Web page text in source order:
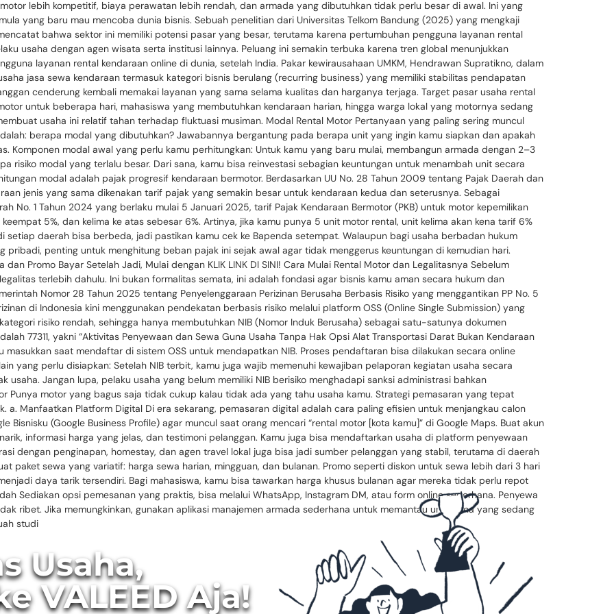
lebih kompetitif, biaya perawatan lebih rendah, dan armada yang dibutuhkan tidak perlu besar di awal. Ini yang
yang baru mau mencoba dunia bisnis. Sebuah penelitian dari Universitas Telkom Bandung (2025) yang mengkaji
bahwa sektor ini memiliki potensi pasar yang besar, terutama karena pertumbuhan pengguna layanan rental
usaha dengan agen wisata serta institusi lainnya. Peluang ini semakin terbuka karena tren global menunjukkan
layanan rental kendaraan online di dunia, setelah India. Pakar kewirausahaan UMKM, Hendrawan Supratikno, dalam
jasa sewa kendaraan termasuk kategori bisnis berulang (recurring business) yang memiliki stabilitas pendapatan
cenderung kembali memakai layanan yang sama selama kualitas dan harganya terjaga. Target pasar usaha rental
untuk beberapa hari, mahasiswa yang membutuhkan kendaraan harian, hingga warga lokal yang motornya sedang
usaha ini relatif tahan terhadap fluktuasi musiman. Modal Rental Motor Pertanyaan yang paling sering muncul
berapa modal yang dibutuhkan? Jawabannya bergantung pada berapa unit yang ingin kamu siapkan dan apakah
Komponen modal awal yang perlu kamu perhitungkan: Untuk kamu yang baru mulai, membangun armada dengan 2–3
risiko modal yang terlalu besar. Dari sana, kamu bisa reinvestasi sebagian keuntungan untuk menambah unit secara
modal adalah pajak progresif kendaraan bermotor. Berdasarkan UU No. 28 Tahun 2009 tentang Pajak Daerah dan
jenis yang sama dikenakan tarif pajak yang semakin besar untuk kendaraan kedua dan seterusnya. Sebagai
No. 1 Tahun 2024 yang berlaku mulai 5 Januari 2025, tarif Pajak Kendaraan Bermotor (PKB) untuk motor kepemilikan
5%, dan kelima ke atas sebesar 6%. Artinya, jika kamu punya 5 unit motor rental, unit kelima akan kena tarif 6%
setiap daerah bisa berbeda, jadi pastikan kamu cek ke Bapenda setempat. Walaupun bagi usaha berbadan hukum
penting untuk menghitung beban pajak ini sejak awal agar tidak menggerus keuntungan di kemudian hari.
Promo Bayar Setelah Jadi, Mulai dengan KLIK LINK DI SINI! Cara Mulai Rental Motor dan Legalitasnya Sebelum
terlebih dahulu. Ini bukan formalitas semata, ini adalah fondasi agar bisnis kamu aman secara hukum dan
Nomor 28 Tahun 2025 tentang Penyelenggaraan Perizinan Berusaha Berbasis Risiko yang menggantikan PP No. 5
di Indonesia kini menggunakan pendekatan berbasis risiko melalui platform OSS (Online Single Submission) yang
risiko rendah, sehingga hanya membutuhkan NIB (Nomor Induk Berusaha) sebagai satu-satunya dokumen
77311, yakni “Aktivitas Penyewaan dan Sewa Guna Usaha Tanpa Hak Opsi Alat Transportasi Darat Bukan Kendaraan
masukkan saat mendaftar di sistem OSS untuk mendapatkan NIB. Proses pendaftaran bisa dilakukan secara online
yang perlu disiapkan: Setelah NIB terbit, kamu juga wajib memenuhi kewajiban pelaporan kegiatan usaha secara
usaha. Jangan lupa, pelaku usaha yang belum memiliki NIB berisiko menghadapi sanksi administrasi bahkan
Punya motor yang bagus saja tidak cukup kalau tidak ada yang tahu usaha kamu. Strategi pemasaran yang tepat
a. Manfaatkan Platform Digital Di era sekarang, pemasaran digital adalah cara paling efisien untuk menjangkau calon
Bisnisku (Google Business Profile) agar muncul saat orang mencari “rental motor [kota kamu]” di Google Maps. Buat akun
informasi harga yang jelas, dan testimoni pelanggan. Kamu juga bisa mendaftarkan usaha di platform penyewaan
dengan penginapan, homestay, dan agen travel lokal juga bisa jadi sumber pelanggan yang stabil, terutama di daerah
paket sewa yang variatif: harga sewa harian, mingguan, dan bulanan. Promo seperti diskon untuk sewa lebih dari 3 hari
daya tarik tersendiri. Bagi mahasiswa, kamu bisa tawarkan harga khusus bulanan agar mereka tidak perlu repot
Sediakan opsi pemesanan yang praktis, bisa melalui WhatsApp, Instagram DM, atau form online sederhana. Penyewa
ribet. Jika memungkinkan, gunakan aplikasi manajemen armada sederhana untuk memantau unit mana yang sedang
studi
Usaha,
VALEED Aja!